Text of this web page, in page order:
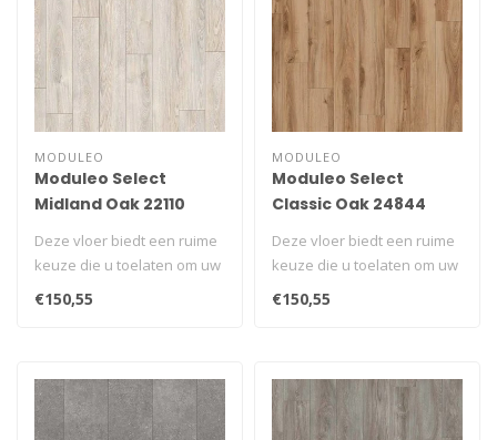
MODULEO
Moduleo Select
Midland Oak 22110
Deze vloer biedt een ruime
keuze die u toelaten om uw
unieke ruimte te creëren..
€150,55
MODULEO
Moduleo Select
Classic Oak 24844
Deze vloer biedt een ruime
keuze die u toelaten om uw
unieke ruimte te creëren..
€150,55